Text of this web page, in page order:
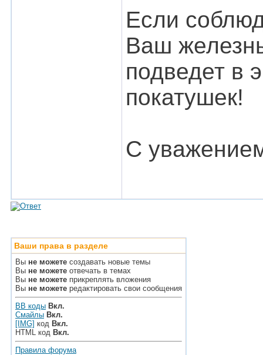
Если
Ваш
подведет в
покатушек!
С
Ваши права в разделе
Вы не можете создавать новые темы
Вы не можете отвечать в темах
Вы не можете прикреплять вложения
Вы не можете редактировать свои сообщения
BB коды Вкл.
Смайлы Вкл.
[IMG] код Вкл.
HTML код Вкл.
Правила форума